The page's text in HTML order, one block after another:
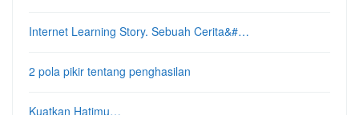
Internet Learning Story. Sebuah Cerita&#…
2 pola pikir tentang penghasilan
Kuatkan Hatimu…